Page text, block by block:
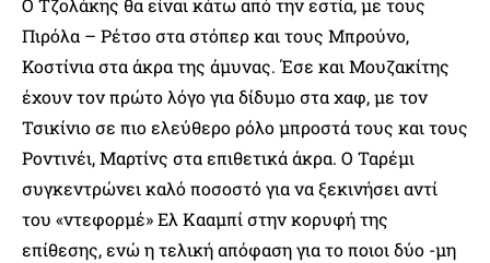
Ο Τζολάκης θα είναι κάτω από την εστία, με τους
Πιρόλα – Ρέτσο στα στόπερ και τους Μπρούνο,
Κοστίνια στα άκρα της άμυνας. Έσε και Μουζακίτης
έχουν τον πρώτο λόγο για δίδυμο στα χαφ, με τον
Τσικίνιο σε πιο ελεύθερο ρόλο μπροστά τους και τους
Ροντινέι, Μαρτίνς στα επιθετικά άκρα. Ο Ταρέμι
συγκεντρώνει καλό ποσοστό για να ξεκινήσει αντί
του «ντεφορμέ» Ελ Κααμπί στην κορυφή της
επίθεσης, ενώ η τελική απόφαση για το ποιοι δύο -μη